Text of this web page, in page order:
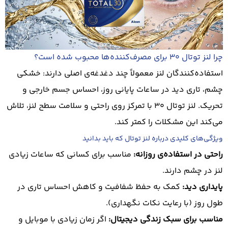
چرا لنز توتال 30 برای مصرف‌کننده‌ها محبوب شده است؟
استفاده‌کنندگان لنز معمولاً چند دغدغه‌ی اصلی دارند: خشکی
چشم، تاری دید در ساعات پایانی روز، احساس جسم خارجی و
تحریک. لنز توتال 30 با تمرکز روی راحتی و سلامت سطح لنز، تلاش
می‌کند این مشکلات را کمتر کند.
ویژگی‌های کلیدی درباره لنز توتال که باید بدانید
راحتی در استفاده‌ی روزانه: مناسب برای کسانی که ساعات زیادی
لنز در چشم دارند.
پایداری دید: کمک به حفظ شفافیت و کاهش احساس تاری در
طول روز (با رعایت نکات نگهداری).
مناسب برای سبک زندگی دیجیتال: اگر زمان زیادی با موبایل و